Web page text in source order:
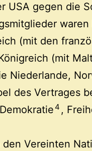
USA gegen die
(mit den
(mit
Niederlande,
des Vertrages
4 ,
den Vereinten